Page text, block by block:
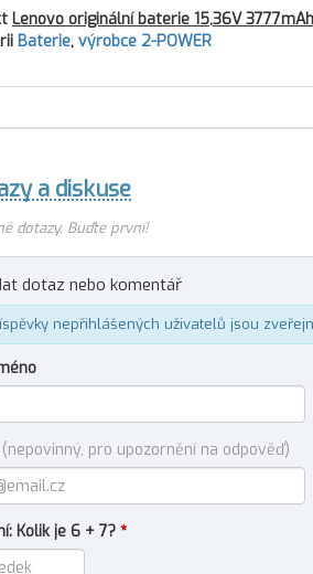
Lenovo originální baterie 15,36V
Baterie, výrobce 2-POWER
a diskuse
dotazy. Buďte první!
dotaz nebo komentář
nepřihlášených uživatelů jsou
(nepovinný, pro upozornění na odpověď)
Kolik je 6 + 7? *